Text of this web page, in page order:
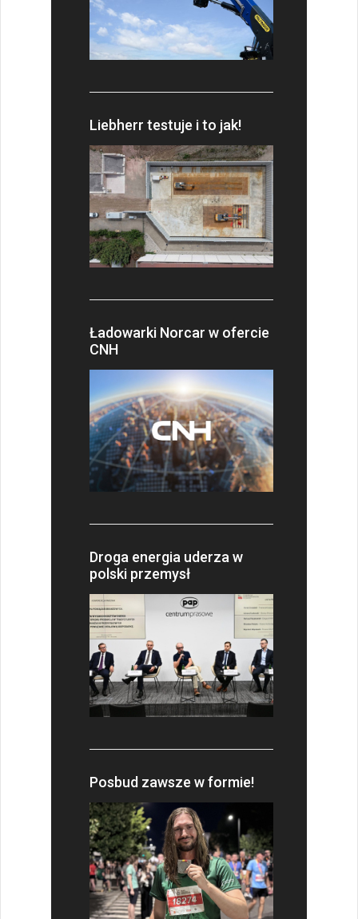
Liebherr testuje i to jak!
Ładowarki Norcar w ofercie
CNH
Droga energia uderza w
polski przemysł
Posbud zawsze w formie!